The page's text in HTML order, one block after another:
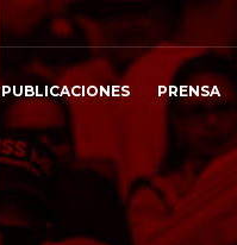
PUBLICACIONES PRENSA